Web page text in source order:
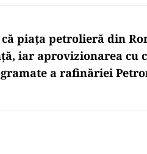
piața petrolieră din
iar aprovizionarea cu
a rafinăriei